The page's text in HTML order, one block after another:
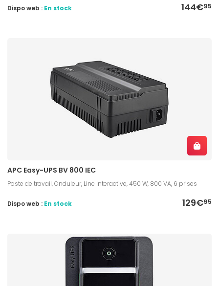
144€95
Dispo web : En stock
APC Easy-UPS BV 800 IEC
Poste de travail, Onduleur, Line Interactive, 450 W, 800 VA, 6 prises
129€95
Dispo web : En stock